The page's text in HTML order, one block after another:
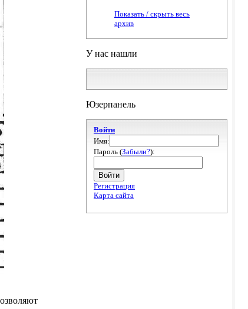
Показать / скрыть весь
архив
У нас нашли
Юзерпанель
Войти
Имя:
Пароль (Забыли?):
Войти
Регистрация
Карта сайта